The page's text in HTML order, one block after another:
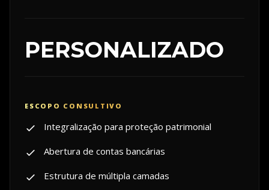
PERSONALIZADO
Integralização para proteção patrimonial
Abertura de contas bancárias
Estrutura de múltipla camadas